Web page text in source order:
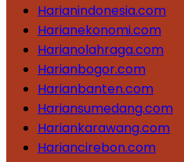
Harianindonesia.com
Harianekonomi.com
Harianolahraga.com
Harianbogor.com
Harianbanten.com
Hariansumedang.com
Hariankarawang.com
Hariancirebon.com